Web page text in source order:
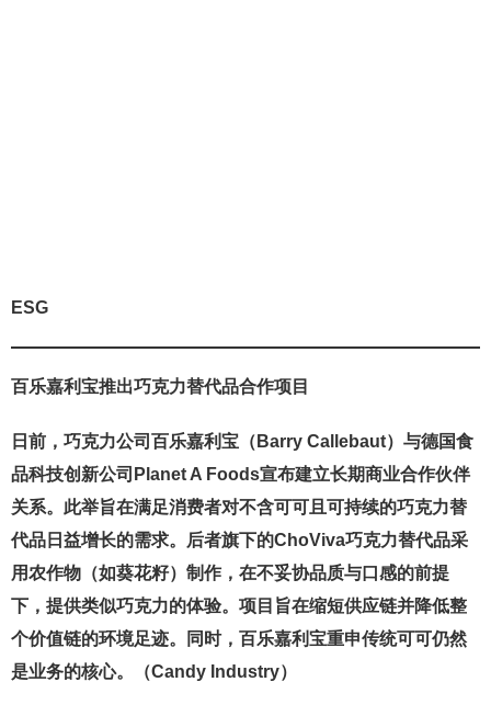
ESG
百乐嘉利宝推出巧克力替代品合作项目
日前，巧克力公司百乐嘉利宝（Barry Callebaut）与德国食
品科技创新公司Planet A Foods宣布建立长期商业合作伙伴
关系。此举旨在满足消费者对不含可可且可持续的巧克力替
代品日益增长的需求。后者旗下的ChoViva巧克力替代品采
用农作物（如葵花籽）制作，在不妥协品质与口感的前提
下，提供类似巧克力的体验。项目旨在缩短供应链并降低整
个价值链的环境足迹。同时，百乐嘉利宝重申传统可可仍然
是业务的核心。（Candy Industry）